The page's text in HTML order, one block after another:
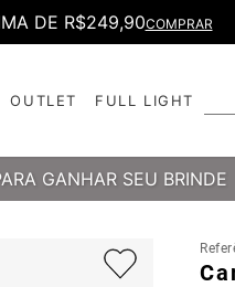
DE R$249,90COMPRAR
OUTLET FULL LIGHT
GANHAR SEU BRINDE